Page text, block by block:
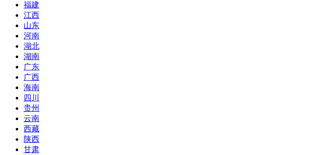
福建
江西
山东
河南
湖北
湖南
广东
广西
海南
四川
贵州
云南
西藏
陕西
甘肃